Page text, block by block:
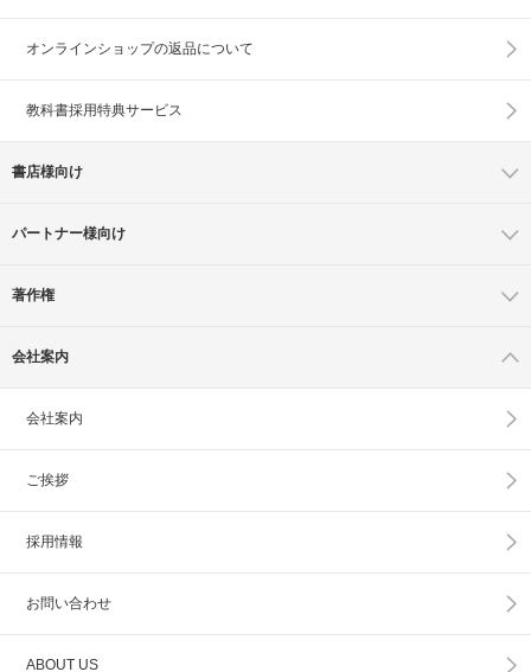
オンラインショップの返品について
教科書採用特典サービス
書店様向け
パートナー様向け
著作権
会社案内
会社案内
ご挨拶
採用情報
お問い合わせ
ABOUT US